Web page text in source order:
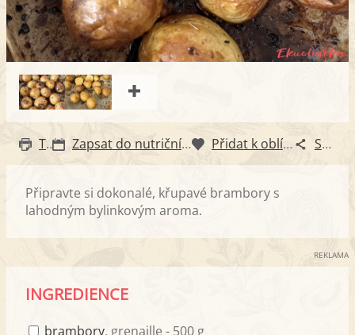
Tisk Zapsat do nutričního diáře Přidat k oblíbeným Sdílet
Připravte si dokonalé, křupavé brambory s
lahodným bylinkovým aroma.
REKLAMA
INGREDIENCE
brambory, grenaille - 500 g